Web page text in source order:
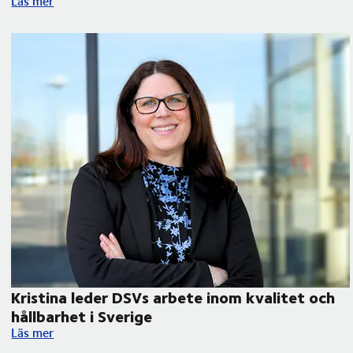
Kristina leder DSVs arbete inom kvalitet och
hållbarhet i Sverige
Kristina leder DSVs arbete inom kvalitet och hållbarhet i
Läs mer